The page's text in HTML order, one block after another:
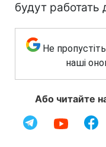
будут работать
Не
наші
Або читайте